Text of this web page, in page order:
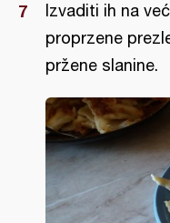
Izvaditi ih na
proprzene
pržene slanine.